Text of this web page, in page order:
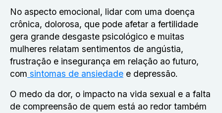
No aspecto emocional, lidar com uma doença
crônica, dolorosa, que pode afetar a fertilidade
gera grande desgaste psicológico e muitas
mulheres relatam sentimentos de angústia,
frustração e insegurança em relação ao futuro,
com sintomas de ansiedade e depressão.
O medo da dor, o impacto na vida sexual e a falta
de compreensão de quem está ao redor também